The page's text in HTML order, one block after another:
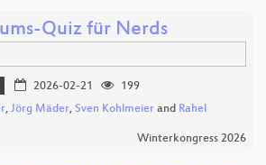
Quiz für Nerds
2026-02-21
199
, Jörg Mäder, Sven Kohlmeier and Rahel
Winterkongress 2026